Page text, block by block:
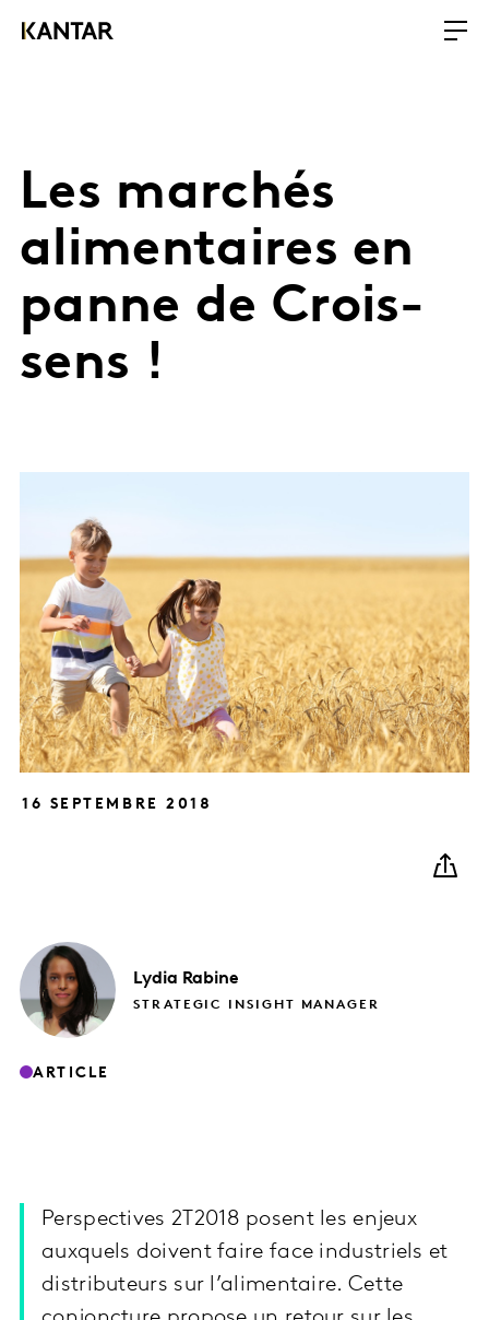
Les marchés
alimentaires en
panne de Crois-
sens !
16 SEPTEMBRE 2018
Lydia Rabine
STRATEGIC INSIGHT MANAGER
ARTICLE
Perspectives 2T2018 posent les enjeux
auxquels doivent faire face industriels et
distributeurs sur l’alimentaire. Cette